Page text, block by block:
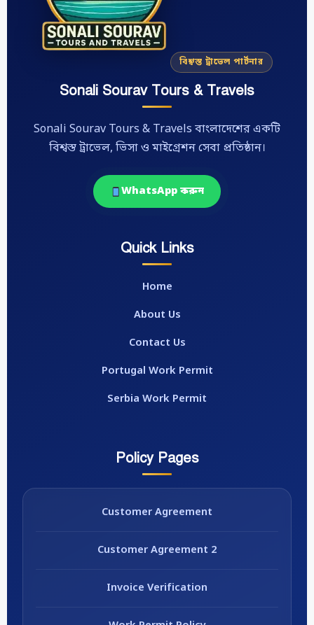
বিশ্বস্ত ট্রাভেল পার্টনার
Sonali Sourav Tours & Travels
Sonali Sourav Tours & Travels বাংলাদেশের একটি
বিশ্বস্ত ট্রাভেল, ভিসা ও মাইগ্রেশন সেবা প্রতিষ্ঠান।
WhatsApp করুন
Quick Links
Home
About Us
Contact Us
Portugal Work Permit
Serbia Work Permit
Policy Pages
Customer Agreement
Customer Agreement 2
Invoice Verification